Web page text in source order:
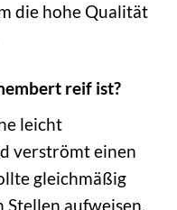
die hohe Qualität
reif ist?
leicht
verströmt einen
gleichmäßig
Stellen aufweisen.